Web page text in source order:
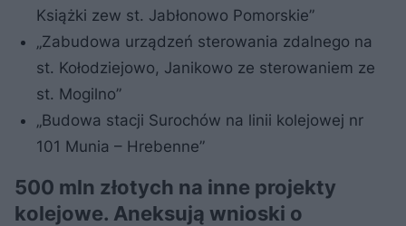
Książki zew st. Jabłonowo Pomorskie”
„Zabudowa urządzeń sterowania zdalnego na
st. Kołodziejowo, Janikowo ze sterowaniem ze
st. Mogilno”
„Budowa stacji Surochów na linii kolejowej nr
101 Munia – Hrebenne”
500 mln złotych na inne projekty
kolejowe. Aneksują wnioski o